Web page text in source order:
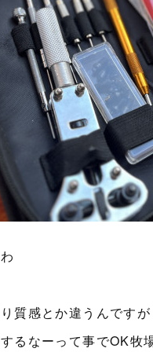
質感とか違うんですが
るなーって事でOK牧